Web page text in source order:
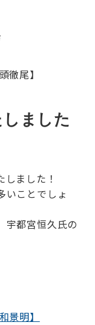
徹尾】
ました
ました！
いことでしょ
宇都宮恒久氏の
景明】